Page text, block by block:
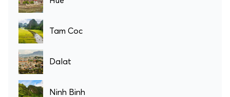
Tam Coc
Dalat
Ninh Binh